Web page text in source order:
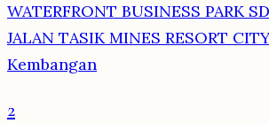
WATERFRONT BUSINESS PARK
JALAN TASIK MINES RESORT
Kembangan
2